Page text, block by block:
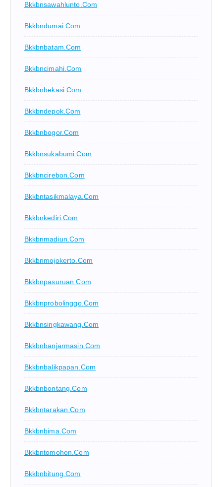
Bkkbnsawahlunto.com
Bkkbndumai.com
Bkkbnbatam.com
Bkkbncimahi.com
Bkkbnbekasi.com
Bkkbndepok.com
Bkkbnbogor.com
Bkkbnsukabumi.com
Bkkbncirebon.com
Bkkbntasikmalaya.com
Bkkbnkediri.com
Bkkbnmadiun.com
Bkkbnmojokerto.com
Bkkbnpasuruan.com
Bkkbnprobolinggo.com
Bkkbnsingkawang.com
Bkkbnbanjarmasin.com
Bkkbnbalikpapan.com
Bkkbnbontang.com
Bkkbntarakan.com
Bkkbnbima.com
Bkkbntomohon.com
Bkkbnbitung.com